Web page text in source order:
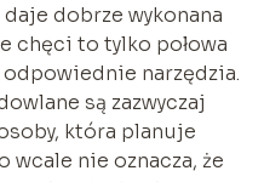
dobrze wykonana
chęci to tylko połowa
odpowiednie narzędzia.
są zazwyczaj
która planuje
wcale nie oznacza, że